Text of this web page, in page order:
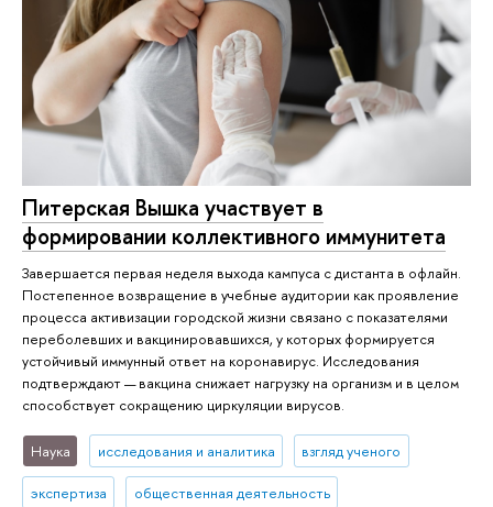
Питерская Вышка участвует в
формировании коллективного иммунитета
Завершается первая неделя выхода кампуса с дистанта в офлайн.
Постепенное возвращение в учебные аудитории как проявление
процесса активизации городской жизни связано с показателями
переболевших и вакцинировавшихся, у которых формируется
устойчивый иммунный ответ на коронавирус. Исследования
подтверждают — вакцина снижает нагрузку на организм и в целом
способствует сокращению циркуляции вирусов.
Наука исследования и аналитика взгляд ученого
экспертиза общественная деятельность